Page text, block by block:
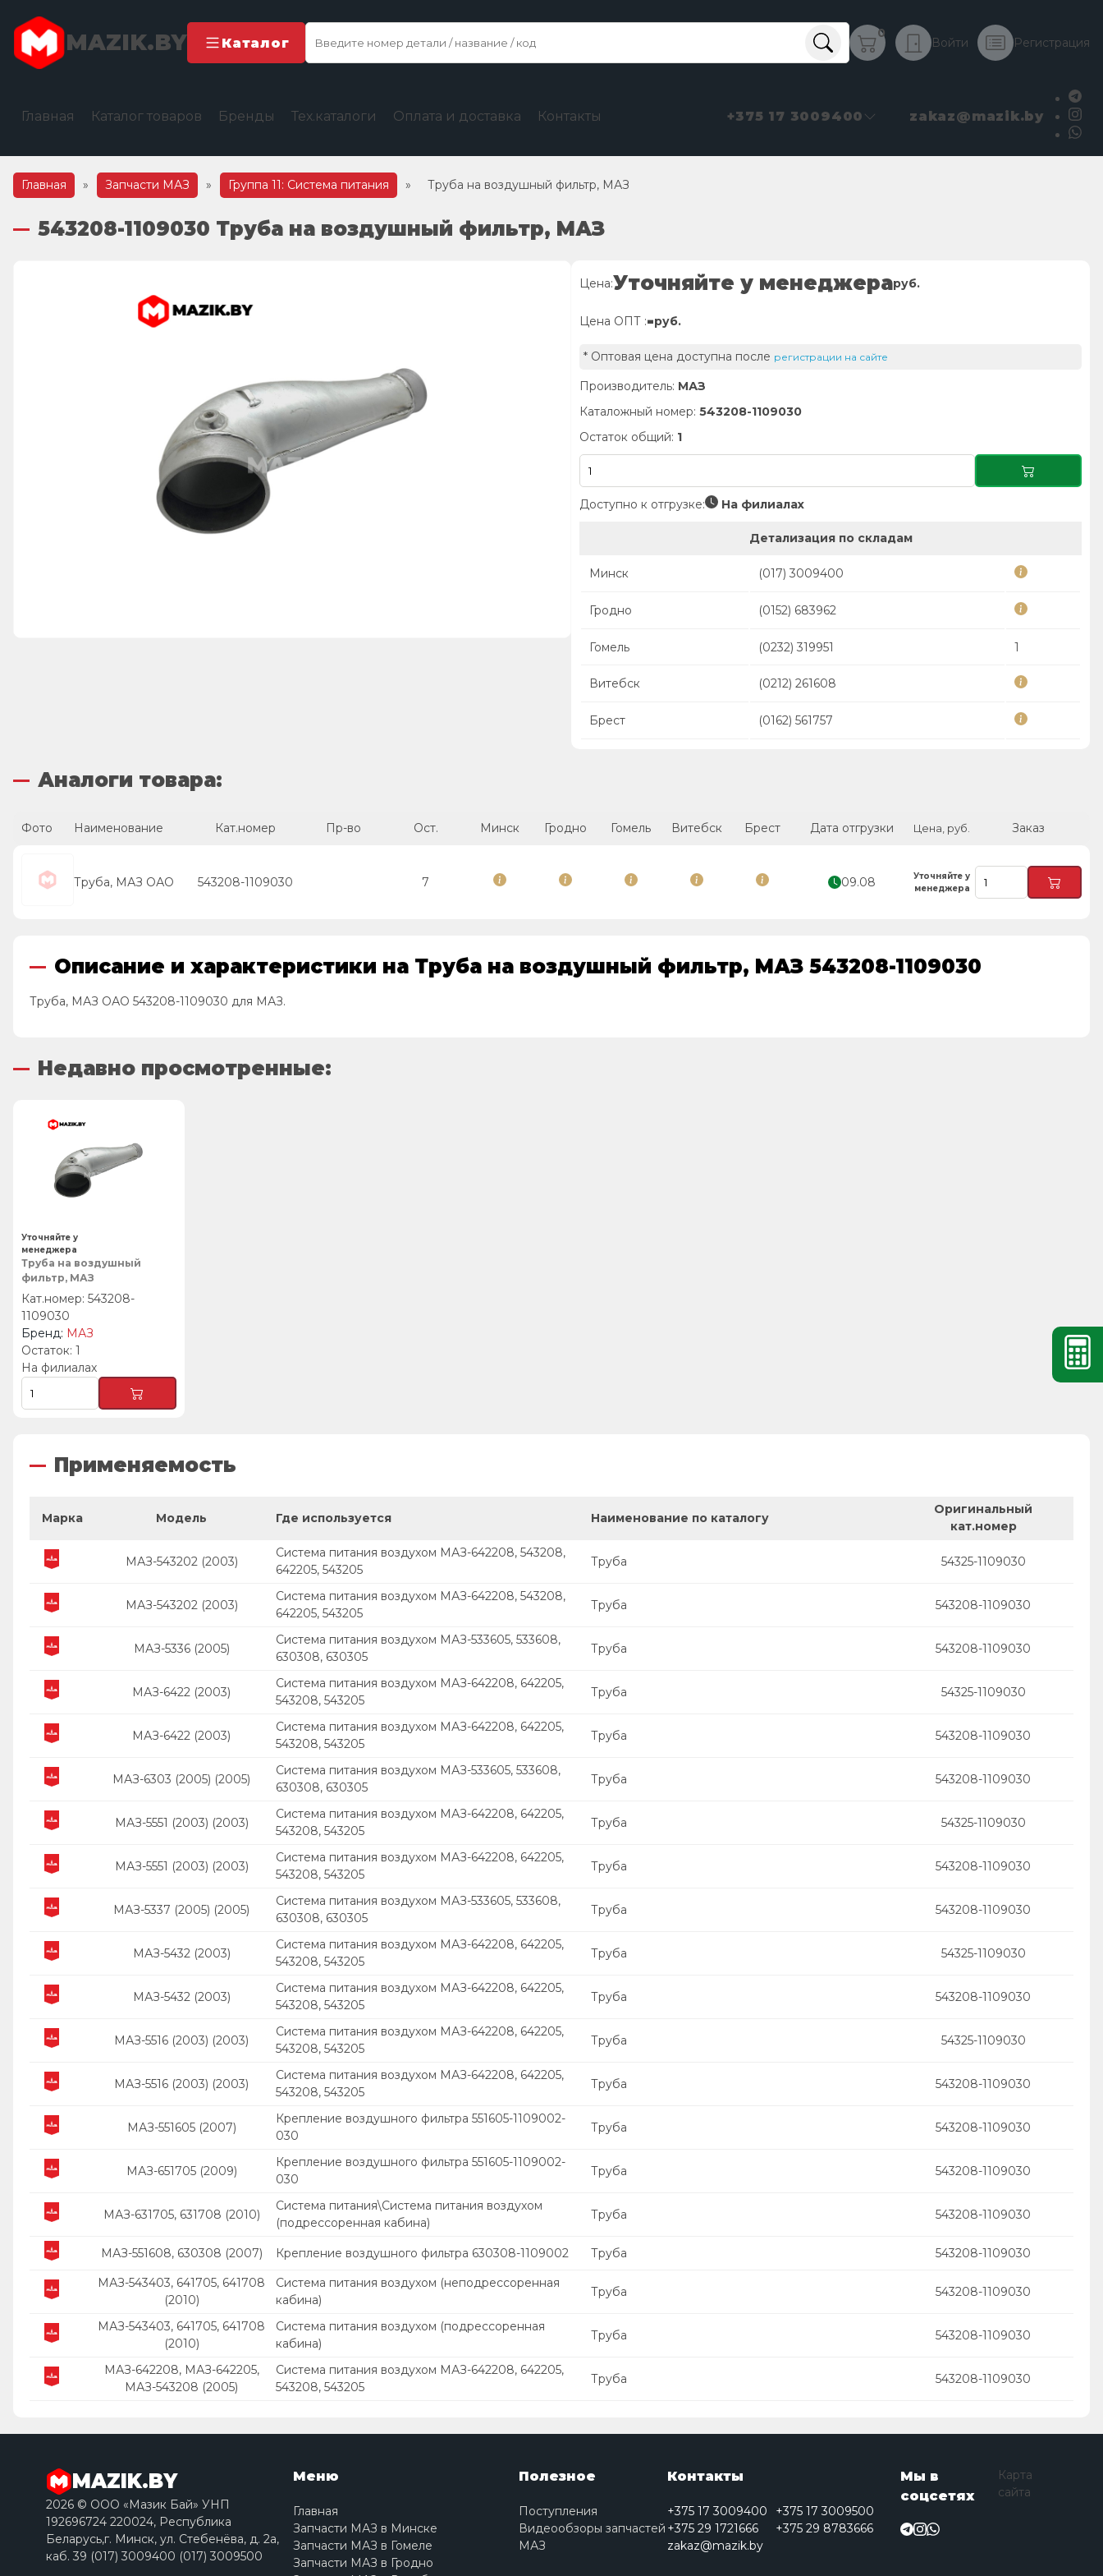
MAZIK.BY Каталог
0
Войти Регистрация
Главная Каталог товаров Бренды Тех.каталоги Оплата и доставка Контакты +375 17 3009400 zakaz@mazik.by
Главная » Запчасти МАЗ » Группа 11: Система питания » Труба на воздушный фильтр, МАЗ
543208-1109030 Труба на воздушный фильтр, МАЗ
Цена:Уточняйте у менеджераруб.
Цена ОПТ :-руб.
* Оптовая цена доступна после регистрации на сайте
Производитель: МАЗ
Каталожный номер: 543208-1109030
Остаток общий: 1
Доступно к отгрузке: На филиалах
Детализация по складам
Минск (017) 3009400
Гродно (0152) 683962
Гомель (0232) 319951 1
Витебск (0212) 261608
Брест (0162) 561757
Аналоги товара:
Фото Наименование Кат.номер Пр-во Ост. Минск Гродно Гомель Витебск Брест Дата отгрузки Цена, руб. Заказ
Труба, МАЗ ОАО 543208-1109030 7 09.08
Уточняйте у
менеджера
Описание и характеристики на Труба на воздушный фильтр, МАЗ 543208-1109030
Труба, МАЗ ОАО 543208-1109030 для МАЗ.
Недавно просмотренные:
Труба на воздушный
фильтр, МАЗ
543208-
1109030
МАЗ
1
На филиалах
Уточняйте у
менеджера
Применяемость
Марка Модель Где используется Наименование по каталогу
Оригинальный
кат.номер
МАЗ-543202 (2003)
Система питания воздухом МАЗ-642208, 543208,
642205, 543205
Труба 54325-1109030
МАЗ-543202 (2003)
Система питания воздухом МАЗ-642208, 543208,
642205, 543205
Труба 543208-1109030
МАЗ-5336 (2005)
Система питания воздухом МАЗ-533605, 533608,
630308, 630305
Труба 543208-1109030
МАЗ-6422 (2003)
Система питания воздухом МАЗ-642208, 642205,
543208, 543205
Труба 54325-1109030
МАЗ-6422 (2003)
Система питания воздухом МАЗ-642208, 642205,
543208, 543205
Труба 543208-1109030
МАЗ-6303 (2005) (2005)
Система питания воздухом МАЗ-533605, 533608,
630308, 630305
Труба 543208-1109030
МАЗ-5551 (2003) (2003)
Система питания воздухом МАЗ-642208, 642205,
543208, 543205
Труба 54325-1109030
МАЗ-5551 (2003) (2003)
Система питания воздухом МАЗ-642208, 642205,
543208, 543205
Труба 543208-1109030
МАЗ-5337 (2005) (2005)
Система питания воздухом МАЗ-533605, 533608,
630308, 630305
Труба 543208-1109030
МАЗ-5432 (2003)
Система питания воздухом МАЗ-642208, 642205,
543208, 543205
Труба 54325-1109030
МАЗ-5432 (2003)
Система питания воздухом МАЗ-642208, 642205,
543208, 543205
Труба 543208-1109030
МАЗ-5516 (2003) (2003)
Система питания воздухом МАЗ-642208, 642205,
543208, 543205
Труба 54325-1109030
МАЗ-5516 (2003) (2003)
Система питания воздухом МАЗ-642208, 642205,
543208, 543205
Труба 543208-1109030
МАЗ-551605 (2007)
Крепление воздушного фильтра 551605-1109002-
030
Труба 543208-1109030
МАЗ-651705 (2009)
Крепление воздушного фильтра 551605-1109002-
030
Труба 543208-1109030
МАЗ-631705, 631708 (2010)
Система питания\Система питания воздухом
(подрессоренная кабина)
Труба 543208-1109030
МАЗ-551608, 630308 (2007) Крепление воздушного фильтра 630308-1109002 Труба 543208-1109030
МАЗ-543403, 641705, 641708
(2010)
Система питания воздухом (неподрессоренная
кабина)
Труба 543208-1109030
МАЗ-543403, 641705, 641708
(2010)
Система питания воздухом (подрессоренная
кабина)
Труба 543208-1109030
МАЗ-642208, МАЗ-642205,
МАЗ-543208 (2005)
Система питания воздухом МАЗ-642208, 642205,
543208, 543205
Труба 543208-1109030
MAZIK.BY
2026 © ООО «Мазик Бай» УНП
192696724 220024, Республика
Беларусь,г. Минск, ул. Стебенёва, д. 2a,
каб. 39 (017) 3009400 (017) 3009500
Меню
Главная
Запчасти МАЗ в Минске
Запчасти МАЗ в Гомеле
Запчасти МАЗ в Гродно
Полезное
Поступления
Видеообзоры запчастей
МАЗ
Контакты
+375 17 3009400
+375 17 3009500
+375 29 1721666
+375 29 8783666
zakaz@mazik.by
Мы в
соцсетях
Карта
сайта